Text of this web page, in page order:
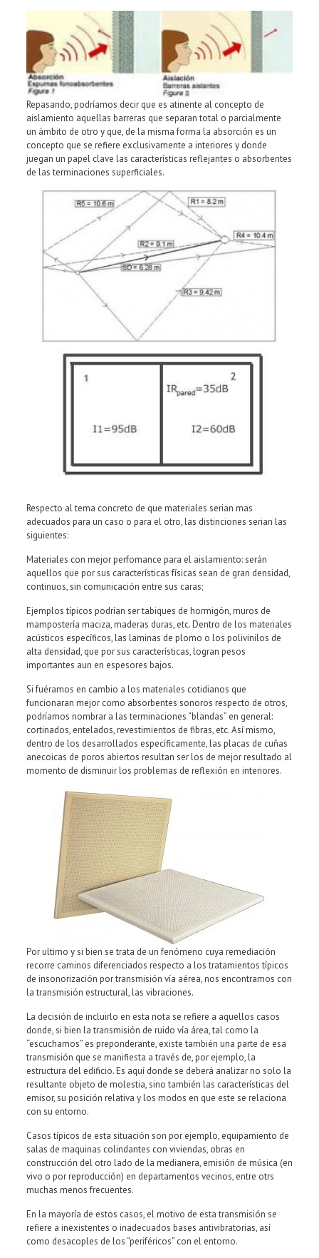
Repasando, podríamos decir que es atinente al concepto de
aislamiento aquellas barreras que separan total o parcialmente
un ámbito de otro y que, de la misma forma la absorción es un
concepto que se refiere exclusivamente a interiores y donde
juegan un papel clave las características reflejantes o absorbentes
de las terminaciones superficiales.
Respecto al tema concreto de que materiales serian mas
adecuados para un caso o para el otro, las distinciones serian las
siguientes:
Materiales con mejor perfomance para el aislamiento: serán
aquellos que por sus características físicas sean de gran densidad,
continuos, sin comunicación entre sus caras;
Ejemplos típicos podrían ser tabiques de hormigón, muros de
mampostería maciza, maderas duras, etc. Dentro de los materiales
acústicos específicos, las laminas de plomo o los polivinilos de
alta densidad, que por sus características, logran pesos
importantes aun en espesores bajos.
Si fuéramos en cambio a los materiales cotidianos que
funcionaran mejor como absorbentes sonoros respecto de otros,
podríamos nombrar a las terminaciones “blandas” en general:
cortinados, entelados, revestimientos de fibras, etc. Así mismo,
dentro de los desarrollados específicamente, las placas de cuñas
anecoicas de poros abiertos resultan ser los de mejor resultado al
momento de disminuir los problemas de reflexión en interiores.
Por ultimo y si bien se trata de un fenómeno cuya remediación
recorre caminos diferenciados respecto a los tratamientos típicos
de insonorización por transmisión vía aérea, nos encontramos con
la transmisión estructural, las vibraciones.
La decisión de incluirlo en esta nota se refiere a aquellos casos
donde, si bien la transmisión de ruido vía área, tal como la
“escuchamos” es preponderante, existe también una parte de esa
transmisión que se manifiesta a través de, por ejemplo, la
estructura del edificio. Es aquí donde se deberá analizar no solo la
resultante objeto de molestia, sino también las características del
emisor, su posición relativa y los modos en que este se relaciona
con su entorno.
Casos típicos de esta situación son por ejemplo, equipamiento de
salas de maquinas colindantes con viviendas, obras en
construcción del otro lado de la medianera, emisión de música (en
vivo o por reproducción) en departamentos vecinos, entre otrs
muchas menos frecuentes.
En la mayoría de estos casos, el motivo de esta transmisión se
refiere a inexistentes o inadecuados bases antivibratorias, así
como desacoples de los “periféricos” con el entorno.